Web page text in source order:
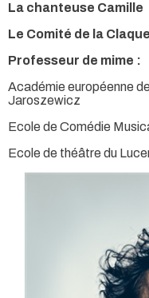
La chanteuse Camille
Le Comité de la Claque
Professeur de
Académie européenne
Jaroszewicz
Ecole de Comédie
Ecole de théâtre du